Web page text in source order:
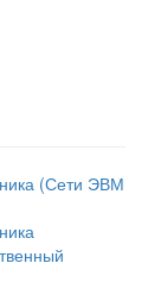
(Сети ЭВМ